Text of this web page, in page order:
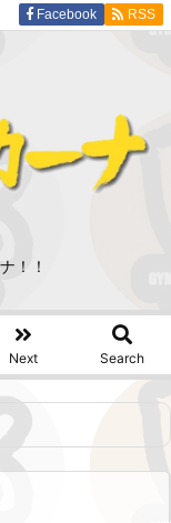
！！
Next Search
Facebook RSS